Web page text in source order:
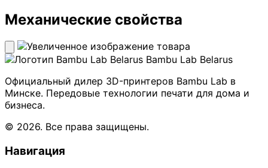
Механические свойства
Bambu Lab Belarus
Официальный дилер 3D-принтеров Bambu Lab в
Минске. Передовые технологии печати для дома и
бизнеса.
© 2026. Все права защищены.
Навигация